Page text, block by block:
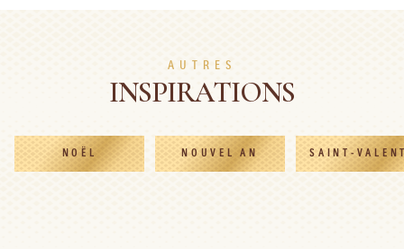
AUTRES
INSPIRATIONS
NOËL NOUVEL AN SAINT-